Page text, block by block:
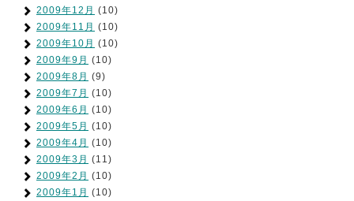
2009年12月 (10)
2009年11月 (10)
2009年10月 (10)
2009年9月 (10)
2009年8月 (9)
2009年7月 (10)
2009年6月 (10)
2009年5月 (10)
2009年4月 (10)
2009年3月 (11)
2009年2月 (10)
2009年1月 (10)